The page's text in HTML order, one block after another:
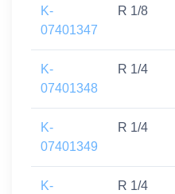
K-
07401347
R 1/8
K-
07401348
R 1/4
K-
07401349
R 1/4
K-
R 1/4